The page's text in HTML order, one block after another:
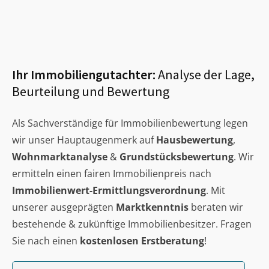
Ihr Immobiliengutachter:Analyse der Lage,
Beurteilung und Bewertung
Als Sachverständige für Immobilienbewertung legen
wir unser Hauptaugenmerk aufHausbewertung,
Wohnmarktanalyse & Grundstücksbewertung. Wir
ermitteln einen fairen Immobilienpreis nach
Immobilienwert-Ermittlungsverordnung. Mit
unserer ausgeprägten Marktkenntnis beraten wir
bestehende & zukünftige Immobilienbesitzer. Fragen
Sie nach einen kostenlosen Erstberatung!